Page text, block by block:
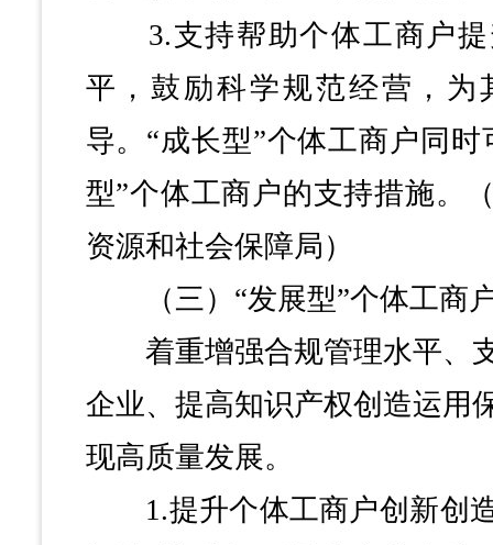
3.支持帮助个体工商户提
平，鼓励科学规范经营，为
导。“成长型”个体工商户同
型”个体工商户的支持措施。
资源和社会保障局）
（三）“发展型”个体工商
着重增强合规管理水平、
企业、提高知识产权创造运用
现高质量发展。
1.提升个体工商户创新创